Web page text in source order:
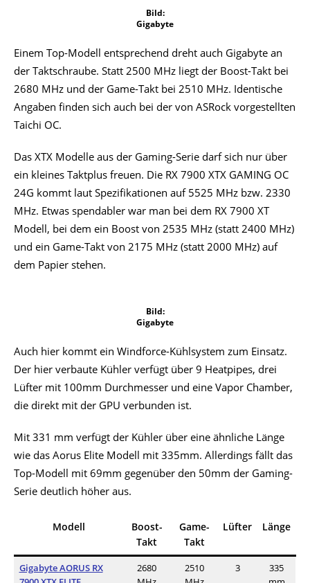
Bild:
Gigabyte
Einem Top-Modell entsprechend dreht auch Gigabyte an
der Taktschraube. Statt 2500 MHz liegt der Boost-Takt bei
2680 MHz und der Game-Takt bei 2510 MHz. Identische
Angaben finden sich auch bei der von ASRock vorgestellten
Taichi OC.
Das XTX Modelle aus der Gaming-Serie darf sich nur über
ein kleines Taktplus freuen. Die RX 7900 XTX GAMING OC
24G kommt laut Spezifikationen auf 5525 MHz bzw. 2330
MHz. Etwas spendabler war man bei dem RX 7900 XT
Modell, bei dem ein Boost von 2535 MHz (statt 2400 MHz)
und ein Game-Takt von 2175 MHz (statt 2000 MHz) auf
dem Papier stehen.
Bild:
Gigabyte
Auch hier kommt ein Windforce-Kühlsystem zum Einsatz.
Der hier verbaute Kühler verfügt über 9 Heatpipes, drei
Lüfter mit 100mm Durchmesser und eine Vapor Chamber,
die direkt mit der GPU verbunden ist.
Mit 331 mm verfügt der Kühler über eine ähnliche Länge
wie das Aorus Elite Modell mit 335mm. Allerdings fällt das
Top-Modell mit 69mm gegenüber den 50mm der Gaming-
Serie deutlich höher aus.
Modell
Boost-
Takt
Game-
Takt
Lüfter Länge
Gigabyte AORUS RX
2680
2510
3
335